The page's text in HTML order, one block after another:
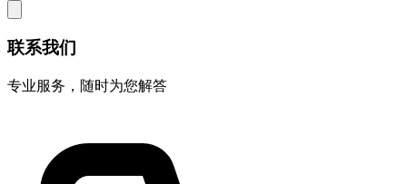
联系我们
专业服务，随时为您解答